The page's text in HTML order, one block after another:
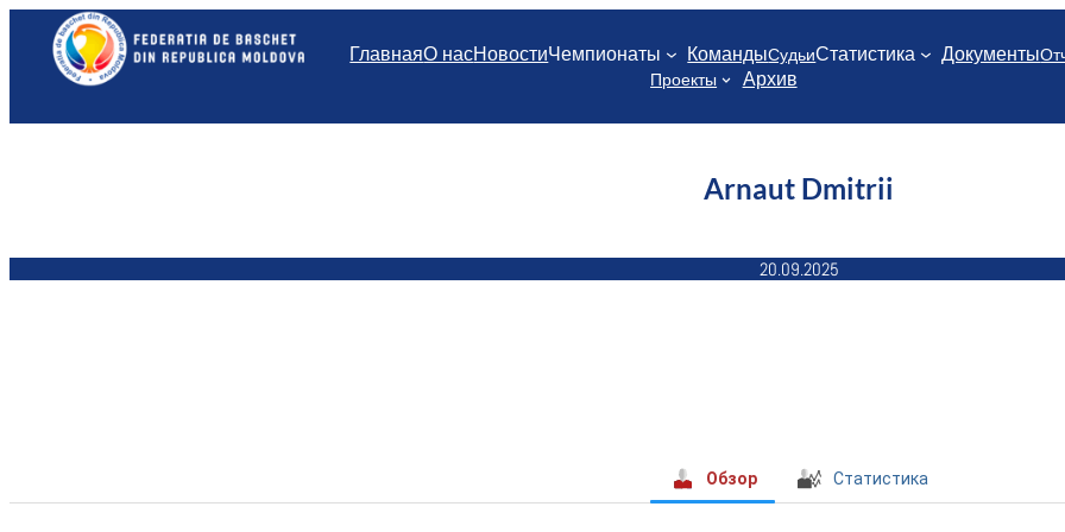
Перейти
содержимому
ГлавнаяО насНовостиЧемпионаты КомандыСудьиСтатистика Документы
Проекты
Архив
Arnaut Dmitrii
20.09.2025
Обзор Статистика